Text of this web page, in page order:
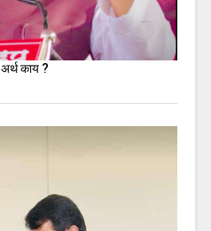
अर्थ काय ?